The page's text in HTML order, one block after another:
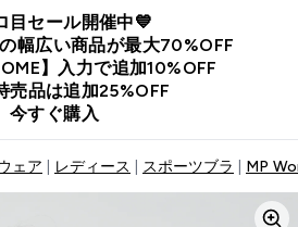
目セール開催中💙
幅広い商品が最大70%OFF
】入力で追加10%OFF
売品は追加25%OFF
今すぐ購入
ェア レディース スポーツブラ MP